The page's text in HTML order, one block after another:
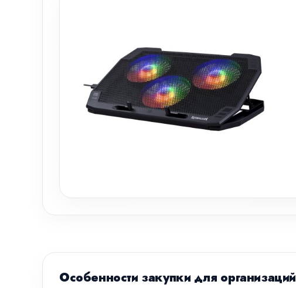
Особенности закупки для организаций